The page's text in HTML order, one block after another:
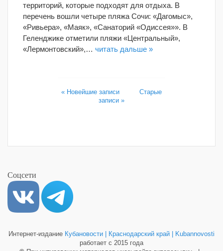
территорий, которые подходят для отдыха. В
перечень вошли четыре пляжа Сочи: «Дагомыс»,
«Ривьера», «Маяк», «Санаторий «Одиссея»». В
Геленджике отметили пляжи «Центральный»,
«Лермонтовский»,… читать дальше »
« Новейшие записи
Старые
записи »
Соцсети
Интернет-издание Кубановости | Краснодарский край | Kubannovosti
работает с 2015 года